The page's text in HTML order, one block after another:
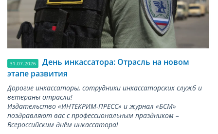
31.07.2026
День инкассатора: Отрасль на новом
этапе развития
Дорогие инкассаторы, сотрудники инкассаторских служб и
ветераны отрасли!
Издательство «ИНТЕКРИМ-ПРЕСС» и журнал «БСМ»
поздравляют вас с профессиональным праздником –
Всероссийским днём инкассатора!